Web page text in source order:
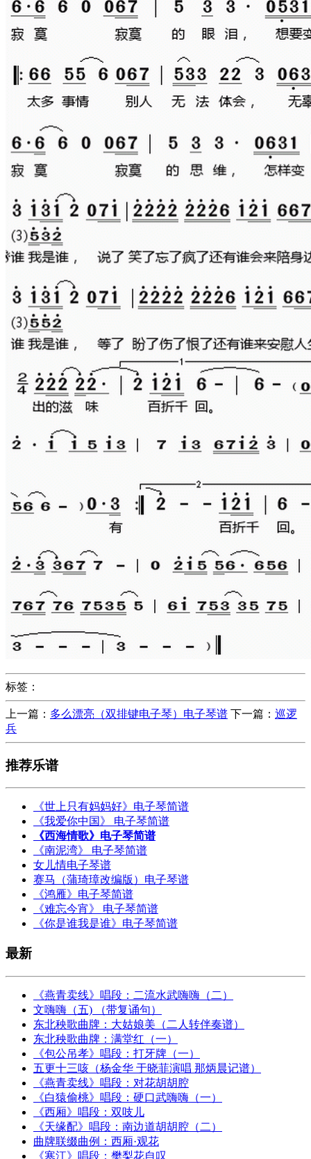
标签：
上一篇： 多么漂亮（双排键电子琴）电子琴谱 下一篇： 巡逻
兵
推荐乐谱
《世上只有妈妈好》电子琴简谱
《我爱你中国》 电子琴简谱
《西海情歌》电子琴简谱
《南泥湾》 电子琴简谱
女儿情电子琴谱
赛马（蒲琦璋改编版）电子琴谱
《鸿雁》电子琴简谱
《难忘今宵》 电子琴简谱
《你是谁我是谁》电子琴简谱
最新
《燕青卖线》唱段：二流水武嗨嗨（二）
文嗨嗨（五) （带复诵句）
东北秧歌曲牌：大姑娘美（二人转伴奏谱）
东北秧歌曲牌：满堂红（一）
《包公吊孝》唱段：打牙牌（一）
五更十三咳（杨金华 于晓菲演唱 那炳晨记谱）
《燕青卖线》唱段：对花胡胡腔
《白猿偷桃》唱段：硬口武嗨嗨（一）
《西厢》唱段：双吱儿
《天缘配》唱段：南边道胡胡腔（二）
曲牌联缀曲例：西厢·观花
《寒江》唱段：樊梨花自叹